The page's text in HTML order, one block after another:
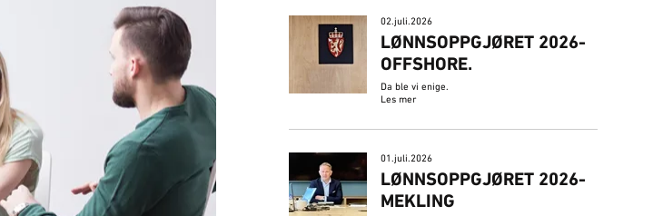
02.juli.2026
​LØNNSOPPGJØRET 2026-
OFFSHORE.
Da ble vi enige.
Les mer
01.juli.2026
LØNNSOPPGJØRET 2026-
MEKLING